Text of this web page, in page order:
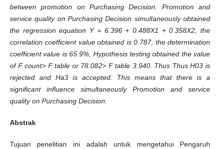
between promotion on Purchasing Decision. Promotion and
service quality on Purchasing Decision simultaneously obtained
the regression equation Y = 6.396 + 0.488X1 + 0.358X2, the
correlation coefficient value obtained is 0.787, the determination
coefficient value is 65.9%, Hypothesis testing obtained the value
of F count> F table or 78.082> F table 3.940. Thus Thus H03 is
rejected and Ha3 is accepted. This means that there is a
significant influence simultaneously Promotion and service
quality on Purchasing Decision.
Abstrak
Tujuan penelitian ini adalah untuk mengetahui Pengaruh